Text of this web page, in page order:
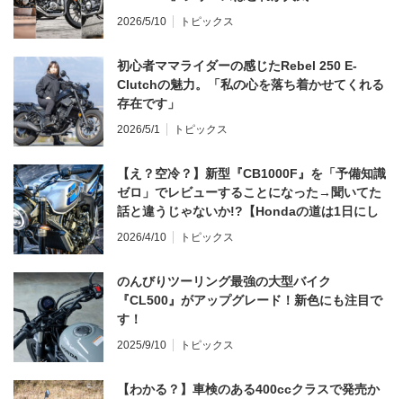
2026/5/10 トピックス
初心者ママライダーの感じたRebel 250 E-
Clutchの魅力。「私の心を落ち着かせてくれる
存在です」
2026/5/1 トピックス
【え？空冷？】新型『CB1000F』を「予備知識
ゼロ」でレビューすることになった→聞いてた
話と違うじゃないか!?【Hondaの道は1日にし
てならず／CB1000F ①第一印象 編】
2026/4/10 トピックス
のんびりツーリング最強の大型バイク
『CL500』がアップグレード！新色にも注目で
す！
2025/9/10 トピックス
【わかる？】車検のある400ccクラスで発売か